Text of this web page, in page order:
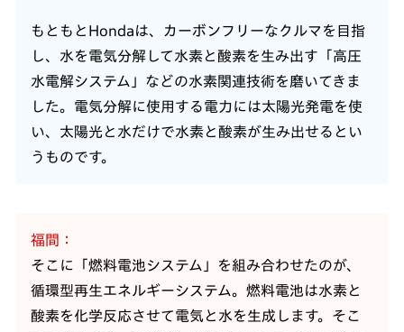
もともとHondaは、カーボンフリーなクルマを目指
し、水を電気分解して水素と酸素を生み出す「高圧
水電解システム」などの水素関連技術を磨いてきま
した。電気分解に使用する電力には太陽光発電を使
い、太陽光と水だけで水素と酸素が生み出せるとい
うものです。
福間
そこに「燃料電池システム」を組み合わせたのが、
循環型再生エネルギーシステム。燃料電池は水素と
酸素を化学反応させて電気と水を生成します。そこ